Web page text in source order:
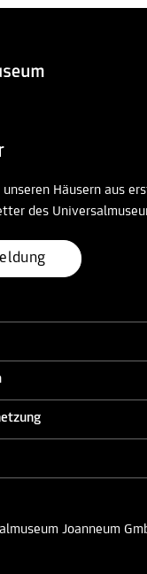
Häusern aus
des
Joanneum